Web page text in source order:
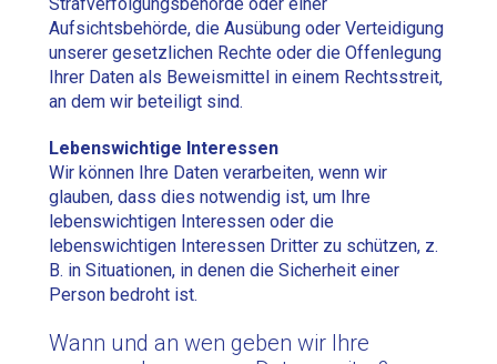
Aufsichtsbehörde, die Ausübung oder Verteidigung
unserer gesetzlichen Rechte oder die Offenlegung
Ihrer Daten als Beweismittel in einem Rechtsstreit,
an dem wir beteiligt sind.
Lebenswichtige Interessen
Wir können Ihre Daten verarbeiten, wenn wir
glauben, dass dies notwendig ist, um Ihre
lebenswichtigen Interessen oder die
lebenswichtigen Interessen Dritter zu schützen, z.
B. in Situationen, in denen die Sicherheit einer
Person bedroht ist.
Wann und an wen geben wir Ihre